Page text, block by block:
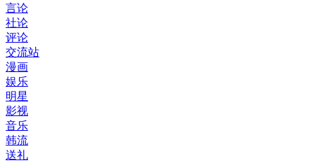
言论
社论
评论
交流站
漫画
娱乐
明星
影视
音乐
韩流
送礼